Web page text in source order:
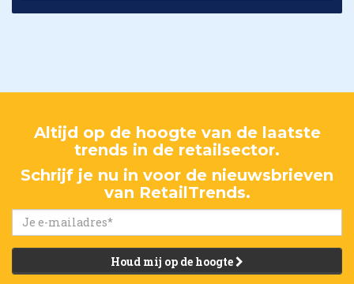
Altijd op de hoogte van de laatste
trends in de retailsector.
Schrijf je nu in voor de nieuwsbrieven
van RetailTrends.
Houd mij op de hoogte